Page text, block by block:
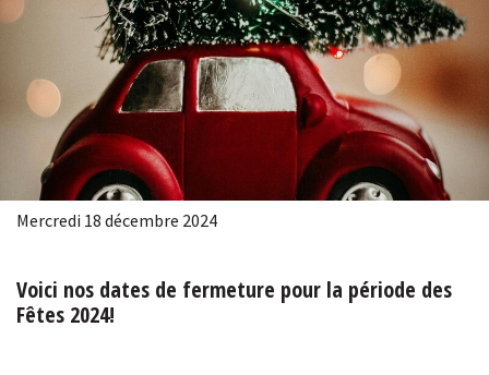
Mercredi 18 décembre 2024
Voici nos dates de fermeture pour la période des
Fêtes 2024!